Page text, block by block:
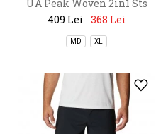
UA Peak Woven 2in1 Sts
409 Lei 368 Lei
MD XL